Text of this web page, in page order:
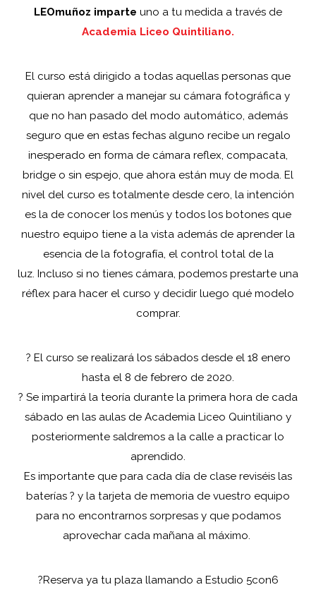
LEOmuñoz imparte uno a tu medida a través de
Academia Liceo Quintiliano.
El curso está dirigido a todas aquellas personas que
quieran aprender a manejar su cámara fotográfica y
que no han pasado del modo automático, además
seguro que en estas fechas alguno recibe un regalo
inesperado en forma de cámara reflex, compacata,
bridge o sin espejo, que ahora están muy de moda. El
nivel del curso es totalmente desde cero, la intención
es la de conocer los menús y todos los botones que
nuestro equipo tiene a la vista además de aprender la
esencia de la fotografía, el control total de la
luz. Incluso si no tienes cámara, podemos prestarte una
réflex para hacer el curso y decidir luego qué modelo
comprar.
?️ El curso se realizará los sábados desde el 18 enero
hasta el 8 de febrero de 2020.
? Se impartirá la teoría durante la primera hora de cada
sábado en las aulas de Academia Liceo Quintiliano y
posteriormente saldremos a la calle a practicar lo
aprendido.
Es importante que para cada día de clase reviséis las
baterías ? y la tarjeta de memoria de vuestro equipo
para no encontrarnos sorpresas y que podamos
aprovechar cada mañana al máximo.
?Reserva ya tu plaza llamando a Estudio 5con6